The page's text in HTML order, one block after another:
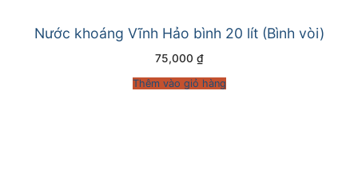
Nước khoáng Vĩnh Hảo bình 20 lít (Bình vòi)
75,000 ₫
Thêm vào giỏ hàng